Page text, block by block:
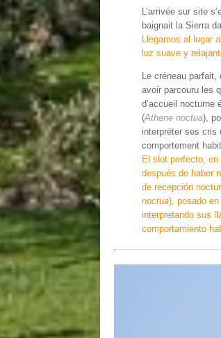
L’arrivée sur site
baignait la Sierra
Llegamos al
luz suave y
Le créneau
avoir parcouru les
d’accueil nocturne
(Athene noctua),
interpréter ses cris
comportement
El slot perfecto,
después de haber
de recepción
noctua), posado
interpretando sus
comportamiento